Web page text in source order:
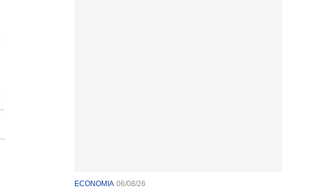
ECONOMIA 06/08/26